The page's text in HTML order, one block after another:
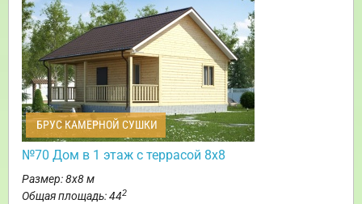
БРУС КАМЕРНОЙ СУШКИ
№70 Дом в 1 этаж с террасой 8х8
Размер: 8х8 м
Общая площадь: 442